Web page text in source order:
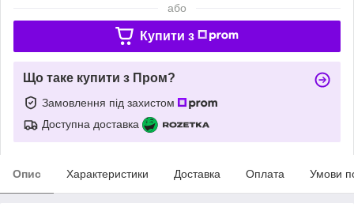
або
Купити з
Що таке купити з Пром?
Замовлення під захистом
Доступна доставка
Опис Характеристики Доставка Оплата Умови